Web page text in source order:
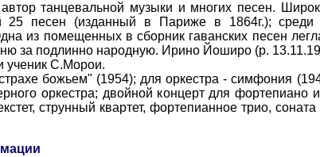
танцевальной музыки и многих песен.
песен (изданный в Париже в 1864г.); среди
из помещенных в сборник гаванских песен
за подлинно народную. Ирино Йоширо (р.
ученик С.Морои.
божьем" (1954); для оркестра - симфония
оркестра; двойной концерт для фортепиано
струнный квартет, фортепианное трио,